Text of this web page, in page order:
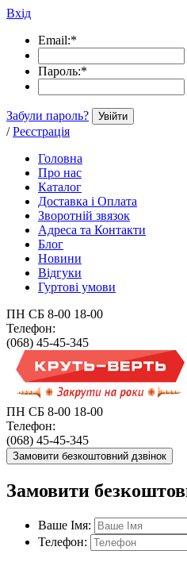
Вхід
Email:*
Пароль:*
Забули пароль? Увійти
/ Реєстрація
Головна
Про нас
Каталог
Доставка і Оплата
Зворотній звязок
Адреса та Контакти
Блог
Новини
Відгуки
Гуртові умови
ПН СБ 8-00 18-00
Телефон:
(068) 45-45-345
ПН СБ 8-00 18-00
Телефон:
(068) 45-45-345
Замовити безкоштовний дзвінок
Замовити
Ваше Імя:
Телефон: